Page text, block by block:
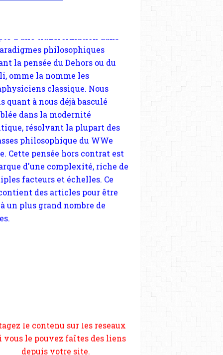
quant à nous déjà basculé
dans la modernité
résolvant la plupart des
philosophique du WWe
Cette pensée hors contrat est
d'une complexité, riche de
facteurs et échelles. Ce
des articles pour être
un plus grand nombre de